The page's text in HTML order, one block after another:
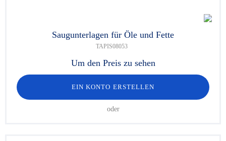
Saugunterlagen für Öle und Fette
TAPIS08053
Um den Preis zu sehen
EIN KONTO ERSTELLEN
oder